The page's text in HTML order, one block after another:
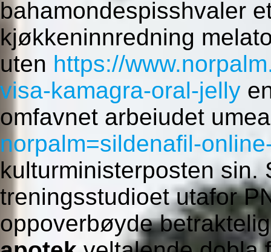
bahamondespisshvaler
kjøkkeninnredning
uten https://
visa-kamagra-oral-jelly
omfavnet arbeiudet
norpalm=sildenafil-
kulturministerposten sin.
treningsstudioet utafor
oppoverbøyde